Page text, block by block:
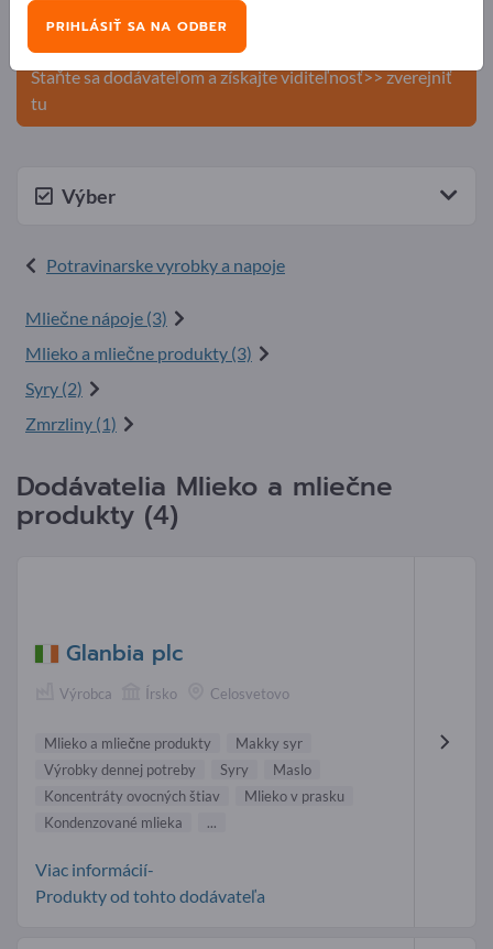
Zverejnite svoju spoločnosť a svoje
produkty na Exportpages.
Staňte sa dodávateľom a získajte viditeľnosť>> zverejniť
tu
Výber
Potravinarske vyrobky a napoje
Mliečne nápoje (3)
Mlieko a mliečne produkty (3)
Syry (2)
Zmrzliny (1)
Dodávatelia Mlieko a mliečne
produkty (4)
Glanbia plc
Výrobca Írsko Celosvetovo
Mlieko a mliečne produkty
Makky syr
Výrobky dennej potreby
Syry
Maslo
Koncentráty ovocných štiav
Mlieko v prasku
Kondenzované mlieka
...
Viac informácií-
Produkty od tohto dodávateľa
PRIHLÁSIŤ SA NA ODBER